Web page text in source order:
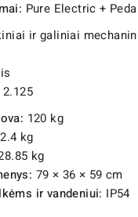
Pure Electric +
ir galiniai
2.125
120 kg
kg
kg
79 × 36 × 59 cm
ir vandeniui: IP54